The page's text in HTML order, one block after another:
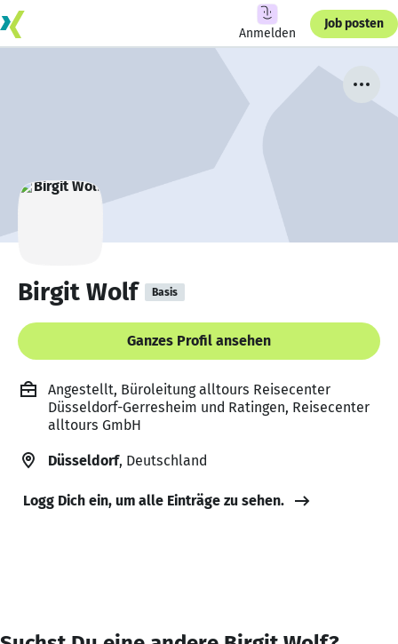
Anmelden
Job posten
Birgit Wolf Basis
Ganzes Profil ansehen
Angestellt, Büroleitung alltours Reisecenter
Düsseldorf-Gerresheim und Ratingen, Reisecenter
alltours GmbH
Düsseldorf, Deutschland
Logg Dich ein, um alle Einträge zu sehen.